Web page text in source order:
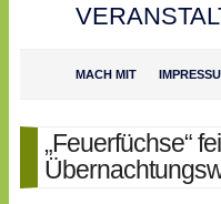
MACH MIT
„Feuerfüchse“